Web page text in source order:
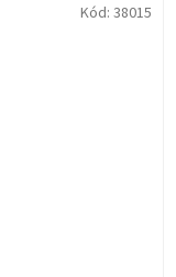
Kód: 38015